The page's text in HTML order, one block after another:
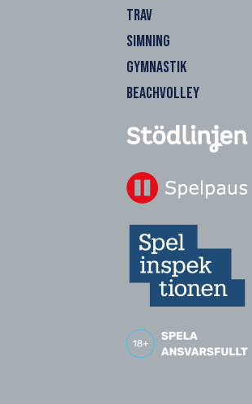
TRAV
SIMNING
GYMNASTIK
BEACHVOLLEY